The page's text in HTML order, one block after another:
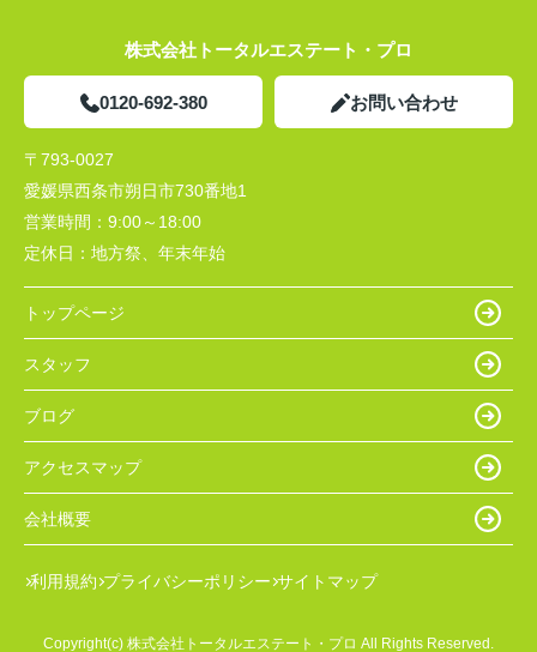
株式会社トータルエステート・プロ
0120-692-380 お問い合わせ
〒793-0027
愛媛県西条市朔日市730番地1
営業時間： 9:00～18:00
定休日： 地方祭、年末年始
トップページ
スタッフ
ブログ
アクセスマップ
会社概要
利用規約 プライバシーポリシー サイトマップ
Copyright(c) 株式会社トータルエステート・プロ All Rights Reserved.